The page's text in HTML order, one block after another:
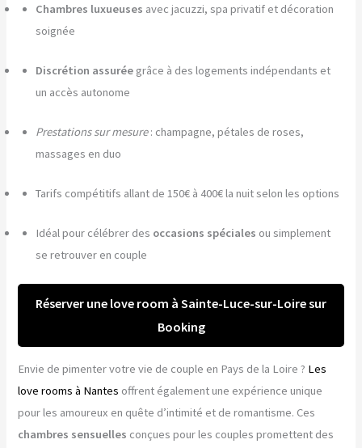
Chambres luxueuses avec jacuzzi, spa privatif et décoration
soignée
Discrétion assurée grâce à des logements indépendants et
un accès autonome
Prestations sur mesure: champagne, pétales de roses,
massages en duo
Tarifs compétitifs allant de 150€ à 400€ la nuit selon les options
Idéal pour célébrer des occasions spéciales ou simplement
se retrouver en couple
Réserver une love room à Sainte-Luce-sur-Loire sur
Booking
Envie de pimenter votre vie de couple en Pays de la Loire ? Les
love rooms à Nantes offrent également une expérience unique
pour les amoureux en quête d’intimité et de romantisme. Ces
chambres sensuelles conçues pour les couples promettent des